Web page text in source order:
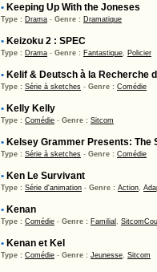
• Keeping Up With the Joneses
Type : Drama - Genre : Dramatique
• Keizoku 2 : SPEC
Type : Drama - Genre : Fantastique, Policier
• Kelif & Deutsch à la Recherche
Type : Série à sketches - Genre : Comédie
• Kelly Kelly
Type : Comédie - Genre : Sitcom
• Kelsey Grammer Presents: The
Type : Série à sketches - Genre : Comédie
• Ken Le Survivant
Type : Série d'animation - Genre : Action,
• Kenan
Type : Comédie - Genre : Familial , Sitcom
• Kenan et Kel
Type : Comédie - Genre : Jeunesse, Sitcom